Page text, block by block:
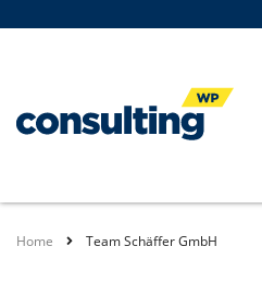
Home Team Schäffer GmbH